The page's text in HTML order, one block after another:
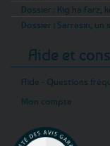
Dossier : Kig ha Farz,
Dossier : Sarrasin, un
Aide et
Aide - Questions
Mon compte